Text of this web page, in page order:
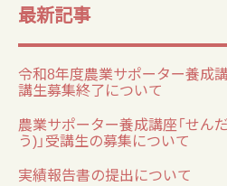
最新記事
令和8年度農業サポーター養成
講生募集終了について
農業サポーター養成講座「せん
う)」受講生の募集について
実績報告書の提出について